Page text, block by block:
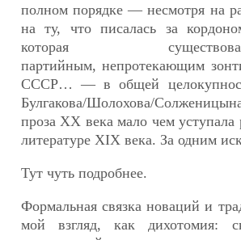
полном порядке — несмотря на
на ту, что писалась за
которая
партийным, непротекающим
СССР… — в общей
Булгакова/Шолохова/
проза ХХ века мало чем уступала
литературе XIX века. За одним
Тут чуть подробнее.
Формальная связка новаций и
мой взгляд, как дихотомия: